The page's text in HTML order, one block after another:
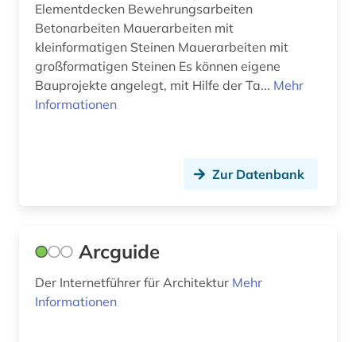
ejournals (1)
elearning (2)
elektronik (4)
elktrotechnik (1)
emblem (1)
Elementdecken Bewehrungsarbeiten
Betonarbeiten Mauerarbeiten mit
kleinformatigen Steinen Mauerarbeiten mit
großformatigen Steinen Es können eigene
Bauprojekte angelegt, mit Hilfe der Ta... Mehr
Informationen
Zur Datenbank
Arcguide
Der Internetführer für Architektur Mehr
Informationen